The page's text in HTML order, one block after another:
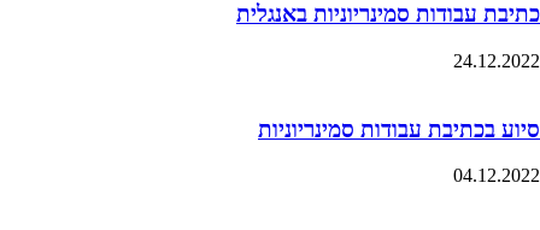
כתיבת עבודות סמינריוניות באנגלית
24.12.2022
סיוע בכתיבת עבודות סמינריוניות
04.12.2022